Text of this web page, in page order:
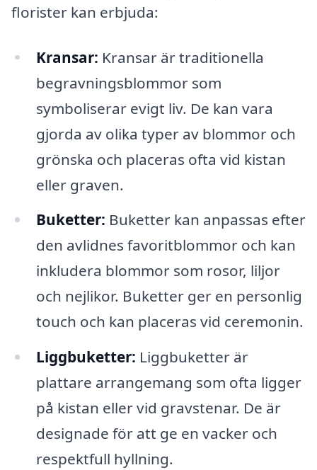
florister kan erbjuda:
Kransar: Kransar är traditionella
begravningsblommor som
symboliserar evigt liv. De kan vara
gjorda av olika typer av blommor och
grönska och placeras ofta vid kistan
eller graven.
Buketter: Buketter kan anpassas efter
den avlidnes favoritblommor och kan
inkludera blommor som rosor, liljor
och nejlikor. Buketter ger en personlig
touch och kan placeras vid ceremonin.
Liggbuketter: Liggbuketter är
plattare arrangemang som ofta ligger
på kistan eller vid gravstenar. De är
designade för att ge en vacker och
respektfull hyllning.